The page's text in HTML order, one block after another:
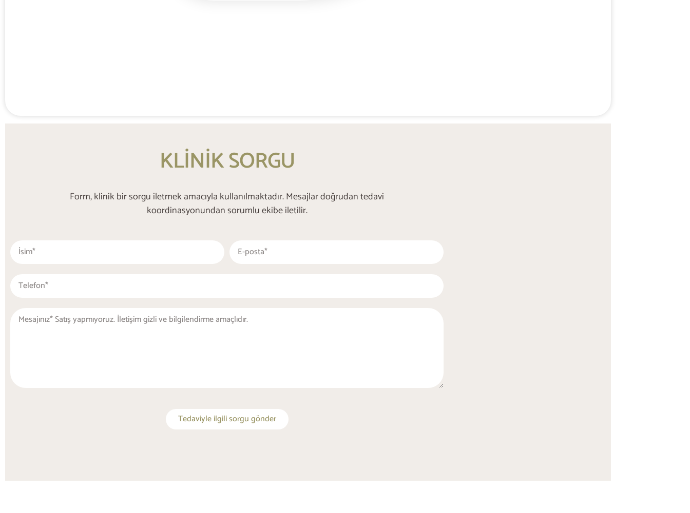
KLİNİK SORGU
Form, klinik bir sorgu iletmek amacıyla kullanılmaktadır. Mesajlar doğrudan tedavi
koordinasyonundan sorumlu ekibe iletilir.
Tedaviyle ilgili sorgu gönder